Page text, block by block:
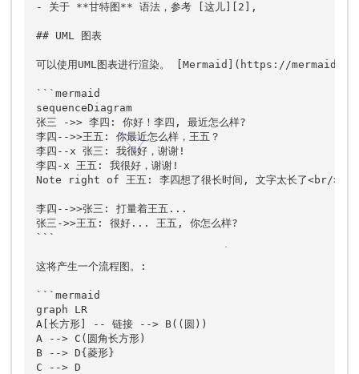
- 关于 **甘特图** 语法，参考 [这儿][2],
## UML 图表
可以使用UML图表进行渲染。 [Mermaid](https://
```mermaid
sequenceDiagram
张三 ->> 李四: 你好！李四, 最近怎么样?
李四-->>王五: 你最近怎么样，王五？
李四--x 张三: 我很好，谢谢!
李四-x 王五: 我很好，谢谢!
Note right of 王五: 李四想了很长时间, 文字太长了<br/>不适
李四-->>张三: 打量着王五...
张三->>王五: 很好... 王五, 你怎么样?
```
这将产生一个流程图。:
```mermaid
graph LR
A[长方形] -- 链接 --> B((圆))
A --> C(圆角长方形)
B --> D{菱形}
C --> D